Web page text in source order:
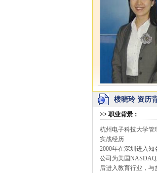
楼晓玲 资历
>> 职业背景 ：
杭州电子科技大学管
实战经历
2000年在深圳进入知
公司为美国
后进入教育行业，与